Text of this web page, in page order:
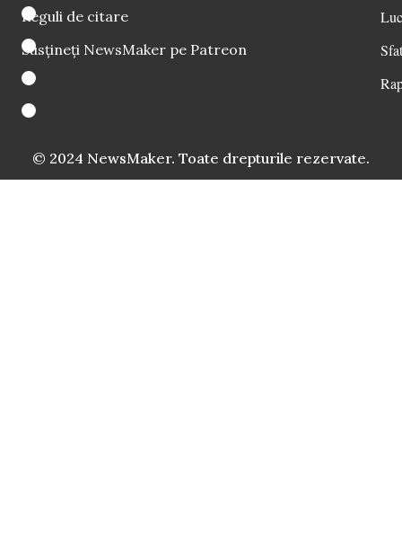
Reguli de citare
Susțineți NewsMaker pe Patreon
© 2024 NewsMaker. Toate drepturile rezervate.